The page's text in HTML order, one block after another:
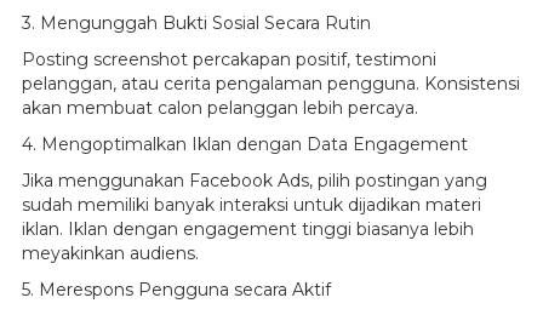
3. Mengunggah Bukti Sosial Secara Rutin
Posting screenshot percakapan positif, testimoni
pelanggan, atau cerita pengalaman pengguna. Konsistensi
akan membuat calon pelanggan lebih percaya.
4. Mengoptimalkan Iklan dengan Data Engagement
Jika menggunakan Facebook Ads, pilih postingan yang
sudah memiliki banyak interaksi untuk dijadikan materi
iklan. Iklan dengan engagement tinggi biasanya lebih
meyakinkan audiens.
5. Merespons Pengguna secara Aktif